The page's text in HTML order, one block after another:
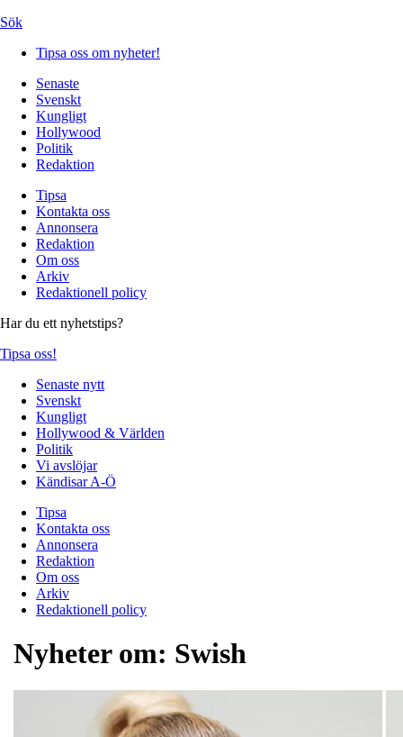
Sök
Tipsa oss om nyheter!
Senaste
Svenskt
Kungligt
Hollywood
Politik
Redaktion
Tipsa
Kontakta oss
Annonsera
Redaktion
Om oss
Arkiv
Redaktionell policy
Har du ett nyhetstips?
Tipsa oss!
Senaste nytt
Svenskt
Kungligt
Hollywood & Världen
Politik
Vi avslöjar
Kändisar A-Ö
Tipsa
Kontakta oss
Annonsera
Redaktion
Om oss
Arkiv
Redaktionell policy
Nyheter om: Swish